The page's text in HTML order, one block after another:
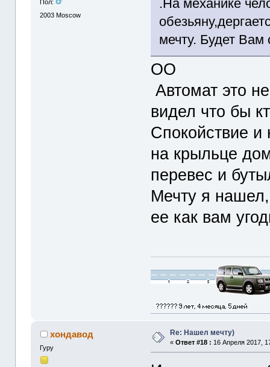
Пол:
2003 Moscow
.На механике
мечту. Будет Вам
ОО
Автомат это
видел что бы
Спокойствие и
на крыльце
перевес и
Мечту я
ее как вам
хондавод
Гуру
Re: Нашел мечту)
«Ответ #18 : 16 Апреля 2017,